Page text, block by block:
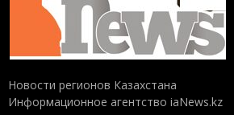
Новости регионов Казахстана
Информационное агентство iaNews.kz